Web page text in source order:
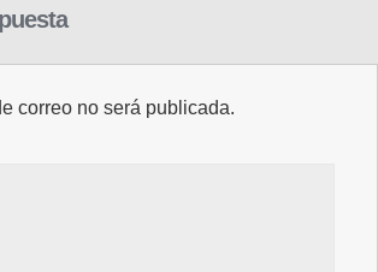
correo no será publicada.